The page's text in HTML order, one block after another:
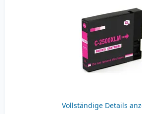
Vollständige Details